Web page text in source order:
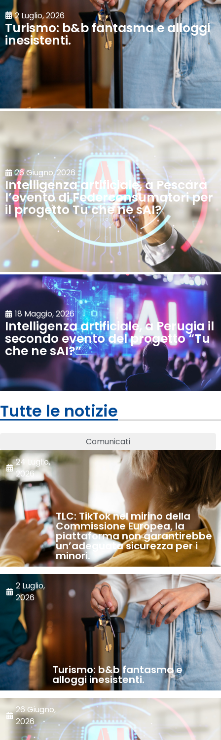
2 Luglio, 2026
Turismo: b&b fantasma e alloggi
inesistenti.
26 Giugno, 2026
Intelligenza artificiale, a Pescara
l’evento di Federconsumatori per
il progetto Tu che ne sAI?
18 Maggio, 2026
Intelligenza artificiale, a Perugia il
secondo evento del progetto “Tu
che ne sAI?”
Tutte le notizie
Comunicati
24 Luglio,
2026
TLC: TikTok nel mirino della
Commissione Europea, la
piattaforma non garantirebbe
un’adeguata sicurezza per i
minori.
2 Luglio,
2026
Turismo: b&b fantasma e
alloggi inesistenti.
26 Giugno,
2026